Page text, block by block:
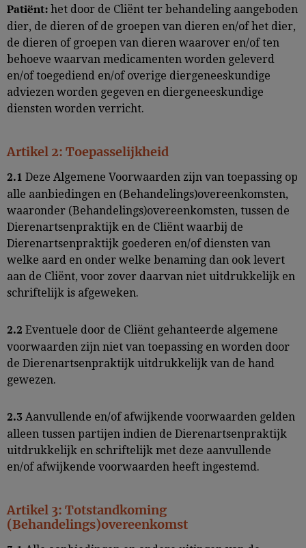
Patiënt: het door de Cliënt ter behandeling aangeboden
dier, de dieren of de groepen van dieren en/of het dier,
de dieren of groepen van dieren waarover en/of ten
behoeve waarvan medicamenten worden geleverd
en/of toegediend en/of overige diergeneeskundige
adviezen worden gegeven en diergeneeskundige
diensten worden verricht.
Artikel 2: Toepasselijkheid
2.1 Deze Algemene Voorwaarden zijn van toepassing op
alle aanbiedingen en (Behandelings)overeenkomsten,
waaronder (Behandelings)overeenkomsten, tussen de
Dierenartsenpraktijk en de Cliënt waarbij de
Dierenartsenpraktijk goederen en/of diensten van
welke aard en onder welke benaming dan ook levert
aan de Cliënt, voor zover daarvan niet uitdrukkelijk en
schriftelijk is afgeweken.
2.2 Eventuele door de Cliënt gehanteerde algemene
voorwaarden zijn niet van toepassing en worden door
de Dierenartsenpraktijk uitdrukkelijk van de hand
gewezen.
2.3 Aanvullende en/of afwijkende voorwaarden gelden
alleen tussen partijen indien de Dierenartsenpraktijk
uitdrukkelijk en schriftelijk met deze aanvullende
en/of afwijkende voorwaarden heeft ingestemd.
Artikel 3: Totstandkoming
(Behandelings)overeenkomst